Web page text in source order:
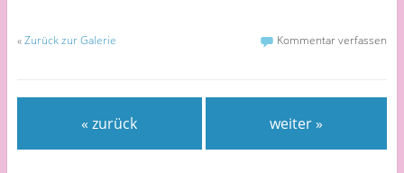
«Zurück zur Galerie Kommentar verfassen
« zurück weiter »